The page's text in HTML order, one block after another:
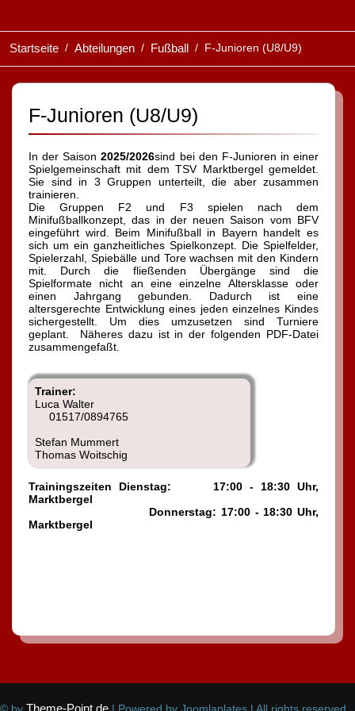
Startseite Abteilungen Fußball F-Junioren (U8/U9)
F-Junioren (U8/U9)
In der Saison2025/2026sind bei den F-Junioren in einer
Spielgemeinschaft mit dem TSV Marktbergel gemeldet.
Sie sind in 3 Gruppen unterteilt, die aber zusammen
trainieren.
Die Gruppen F2 und F3 spielen nach dem
Minifußballkonzept, das in der neuen Saison vom BFV
eingeführt wird. Beim Minifußball in Bayern handelt es
sich um ein ganzheitliches Spielkonzept. Die Spielfelder,
Spielerzahl, Spiebälle und Tore wachsen mit den Kindern
mit. Durch die fließenden Übergänge sind die
Spielformate nicht an eine einzelne Altersklasse oder
einen Jahrgang gebunden. Dadurch ist eine
altersgerechte Entwicklung eines jeden einzelnes Kindes
sichergestellt. Um dies umzusetzen sind Turniere
geplant. Näheres dazu ist in der folgenden PDF-Datei
zusammengefaßt.
Trainer:
Luca Walter
01517/0894765
Stefan Mummert
Thomas Woitschig
Trainingszeiten Dienstag: 17:00 - 18:30 Uhr,
Marktbergel
Donnerstag: 17:00 - 18:30 Uhr,
Marktbergel
© by Theme-Point.de | Powered by Joomlaplates | All rights reserved